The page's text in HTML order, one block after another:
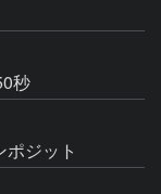
秒
ジット